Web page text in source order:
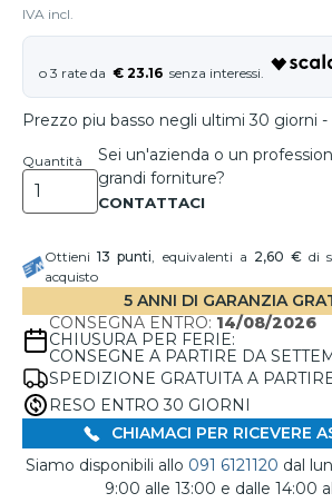
IVA incl.
€ 23.16
Prezzo piu basso negli ultimi 30 giorni
Quantità
Sei un'azienda o un
grandi forniture?
Ottieni13 punti, equivalenti a 2,60 € di
acquisto
5 ANNI DI GARANZIA
CONSEGNA ENTRO: 14/08/2026
CHIUSURA PER FERIE:
CONSEGNE A PARTIRE DA
SPEDIZIONE GRATUITA A
RESO ENTRO 30 GIORNI
CHIAMACI PER RICEVERE
Siamo disponibili allo 091 6121120 dal
9:00 alle 13:00 e dalle 14:00